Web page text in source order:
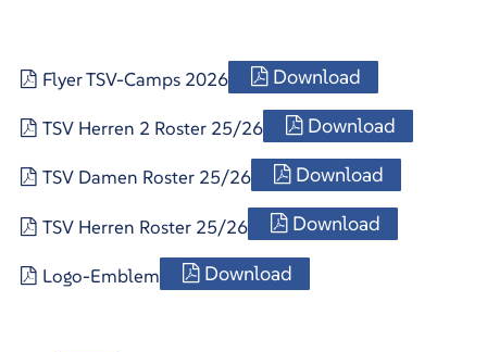
Flyer TSV-Camps 2026 Download
TSV Herren 2 Roster 25/26 Download
TSV Damen Roster 25/26 Download
TSV Herren Roster 25/26 Download
Logo-Emblem Download